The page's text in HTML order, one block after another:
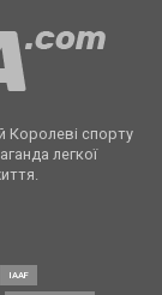
Королеві спорту
легкої
IAAF